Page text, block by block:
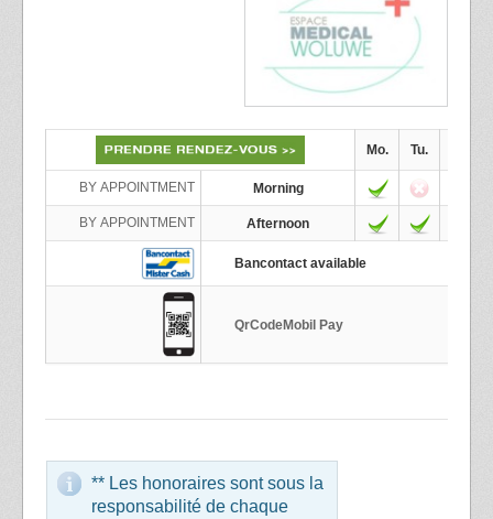
Mo. Tu.
BY APPOINTMENT Morning
BY APPOINTMENT Afternoon
Bancontact available
QrCodeMobil Pay
** Les honoraires sont sous la
responsabilité de chaque